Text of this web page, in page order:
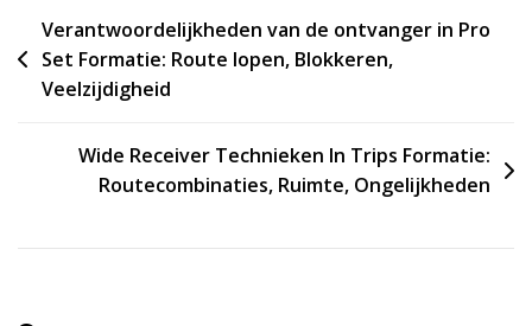
Post
navigation
Verantwoordelijkheden van de ontvanger in Pro
Set Formatie: Route lopen, Blokkeren,
Veelzijdigheid
Wide Receiver Technieken In Trips Formatie:
Routecombinaties, Ruimte, Ongelijkheden